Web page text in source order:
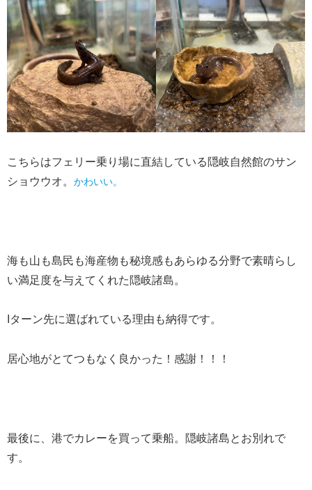
こちらはフェリー乗り場に直結している隠岐自然館のサン
ショウウオ。 かわいい。
海も山も島民も海産物も秘境感もあらゆる分野で素晴らし
い満足度を与えてくれた隠岐諸島。
Iターン先に選ばれている理由も納得です。
居心地がとてつもなく良かった！感謝！！！
最後に、港でカレーを買って乗船。隠岐諸島とお別れで
す。